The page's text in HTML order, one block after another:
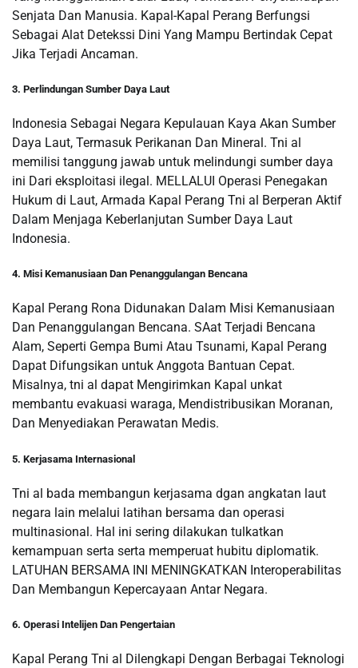
Senjata Dan Manusia. Kapal-Kapal Perang Berfungsi
Sebagai Alat Detekssi Dini Yang Mampu Bertindak Cepat
Jika Terjadi Ancaman.
3. Perlindungan Sumber Daya Laut
Indonesia Sebagai Negara Kepulauan Kaya Akan Sumber
Daya Laut, Termasuk Perikanan Dan Mineral. Tni al
memilisi tanggung jawab untuk melindungi sumber daya
ini Dari eksploitasi ilegal. MELLALUI Operasi Penegakan
Hukum di Laut, Armada Kapal Perang Tni al Berperan Aktif
Dalam Menjaga Keberlanjutan Sumber Daya Laut
Indonesia.
4. Misi Kemanusiaan Dan Penanggulangan Bencana
Kapal Perang Rona Didunakan Dalam Misi Kemanusiaan
Dan Penanggulangan Bencana. SAat Terjadi Bencana
Alam, Seperti Gempa Bumi Atau Tsunami, Kapal Perang
Dapat Difungsikan untuk Anggota Bantuan Cepat.
Misalnya, tni al dapat Mengirimkan Kapal unkat
membantu evakuasi waraga, Mendistribusikan Moranan,
Dan Menyediakan Perawatan Medis.
5. Kerjasama Internasional
Tni al bada membangun kerjasama dgan angkatan laut
negara lain melalui latihan bersama dan operasi
multinasional. Hal ini sering dilakukan tulkatkan
kemampuan serta serta memperuat hubitu diplomatik.
LATUHAN BERSAMA INI MENINGKATKAN Interoperabilitas
Dan Membangun Kepercayaan Antar Negara.
6. Operasi Intelijen Dan Pengertaian
Kapal Perang Tni al Dilengkapi Dengan Berbagai Teknologi